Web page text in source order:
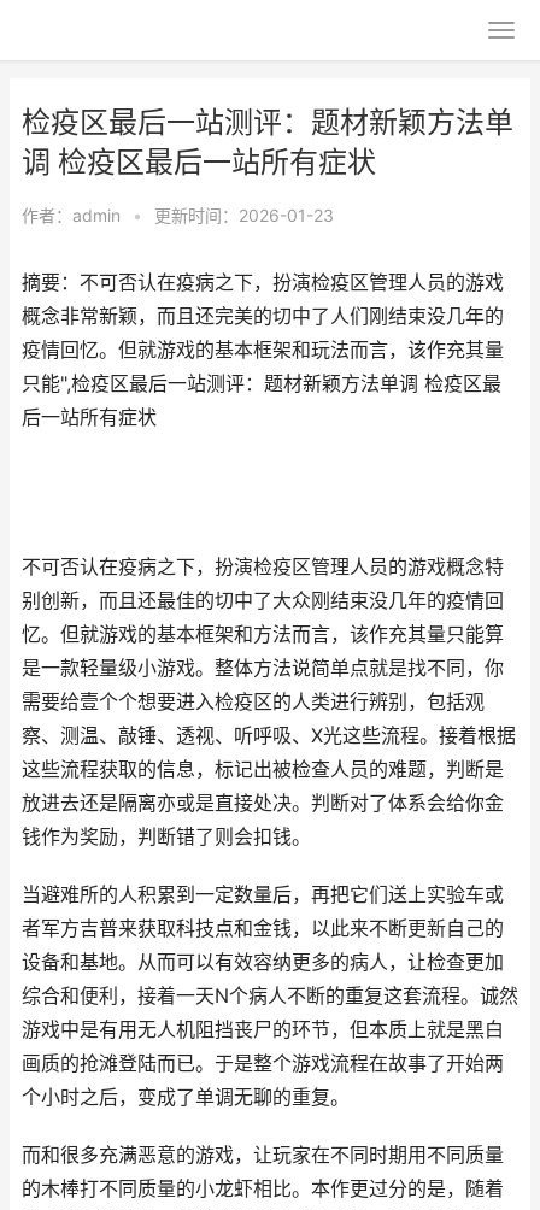
检疫区最后一站测评：题材新颖方法单
调 检疫区最后一站所有症状
作者： admin • 更新时间：2026-01-23
摘要：不可否认在疫病之下，扮演检疫区管理人员的游戏
概念非常新颖，而且还完美的切中了人们刚结束没几年的
疫情回忆。但就游戏的基本框架和玩法而言，该作充其量
只能",检疫区最后一站测评：题材新颖方法单调 检疫区最
后一站所有症状
不可否认在疫病之下，扮演检疫区管理人员的游戏概念特
别创新，而且还最佳的切中了大众刚结束没几年的疫情回
忆。但就游戏的基本框架和方法而言，该作充其量只能算
是一款轻量级小游戏。整体方法说简单点就是找不同，你
需要给壹个个想要进入检疫区的人类进行辨别，包括观
察、测温、敲锤、透视、听呼吸、X光这些流程。接着根据
这些流程获取的信息，标记出被检查人员的难题，判断是
放进去还是隔离亦或是直接处决。判断对了体系会给你金
钱作为奖励，判断错了则会扣钱。
当避难所的人积累到一定数量后，再把它们送上实验车或
者军方吉普来获取科技点和金钱，以此来不断更新自己的
设备和基地。从而可以有效容纳更多的病人，让检查更加
综合和便利，接着一天N个病人不断的重复这套流程。诚然
游戏中是有用无人机阻挡丧尸的环节，但本质上就是黑白
画质的抢滩登陆而已。于是整个游戏流程在故事了开始两
个小时之后，变成了单调无聊的重复。
而和很多充满恶意的游戏，让玩家在不同时期用不同质量
的木棒打不同质量的小龙虾相比。本作更过分的是，随着